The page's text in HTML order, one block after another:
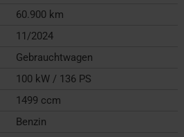
60.900 km
11/2024
Gebrauchtwagen
100 kW / 136 PS
1499 ccm
Benzin